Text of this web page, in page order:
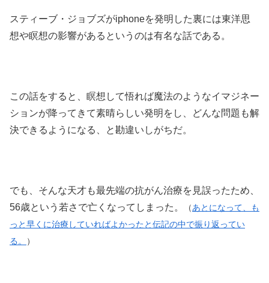
スティーブ・ジョブズがiphoneを発明した裏には東洋思
想や瞑想の影響があるというのは有名な話である。
この話をすると、瞑想して悟れば魔法のようなイマジネー
ションが降ってきて素晴らしい発明をし、どんな問題も解
決できるようになる、と勘違いしがちだ。
でも、そんな天才も最先端の抗がん治療を見誤ったため、
56歳という若さで亡くなってしまった。
（あとになって、も
っと早くに治療していればよかったと伝記の中で振り返ってい
る。
）